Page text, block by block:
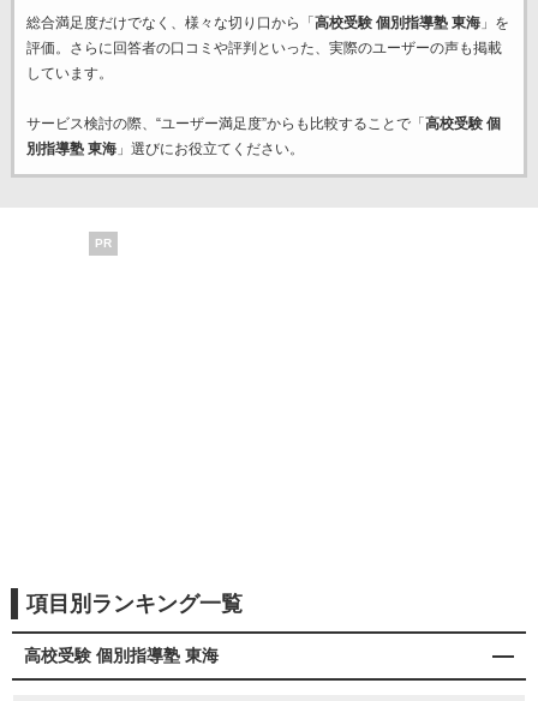
総合満足度だけでなく、様々な切り口から「 高校受験 個別指導塾 東海」を
評価。さらに回答者の口コミや評判といった、実際のユーザーの声も掲載
しています。
サービス検討の際、“ユーザー満足度”からも比較することで「 高校受験 個
別指導塾 東海」選びにお役立てください。
PR
項目別ランキング一覧
高校受験 個別指導塾 東海